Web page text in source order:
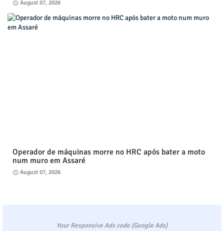
August 07, 2026
Operador de máquinas morre no HRC após bater a moto
num muro em Assaré
August 07, 2026
Your Responsive Ads code (Google Ads)